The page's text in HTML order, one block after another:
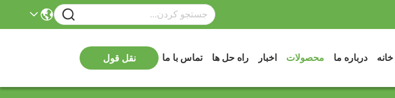
خانه درباره ما محصولات اخبار راه حل ها تماس با ما نقل قول